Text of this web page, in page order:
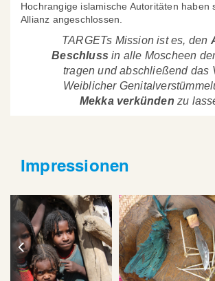
Hochrangige islamische Autoritäten haben
Allianz angeschlossen.
TARGETs Mission ist es, den
Beschlussin alle Moscheen
tragen und abschließend das
Weiblicher
Mekka verkünden zu
Impressionen